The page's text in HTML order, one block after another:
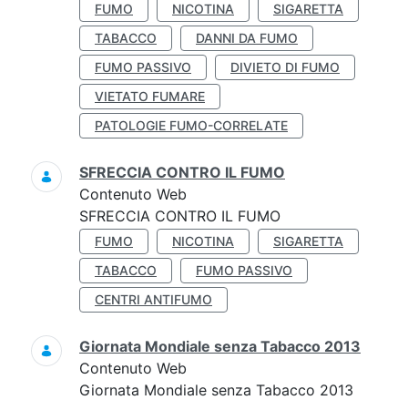
FUMO NICOTINA
SIGARETTA
TABACCO
DANNI DA FUMO
FUMO PASSIVO
DIVIETO DI FUMO
VIETATO FUMARE
PATOLOGIE FUMO-CORRELATE
SFRECCIA CONTRO IL FUMO
Contenuto Web
SFRECCIA CONTRO IL FUMO
FUMO NICOTINA
SIGARETTA
TABACCO
FUMO PASSIVO
CENTRI ANTIFUMO
Giornata Mondiale senza Tabacco 2013
Contenuto Web
Giornata Mondiale senza Tabacco 2013